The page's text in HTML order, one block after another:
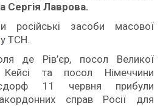
Сергія Лаврова.
російські засоби масової
у ТСН.
де Рів’єр, посол Великої
Кейсі та посол Німеччини
11 червня прибули
справ Росії для